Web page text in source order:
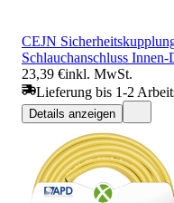
CEJN
Schlauchanschluss
23,39 €inkl. MwSt.
Lieferung bis 1-2
Details anzeigen